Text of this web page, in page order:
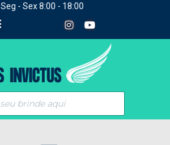
Seg - Sex 8:00 - 18:00